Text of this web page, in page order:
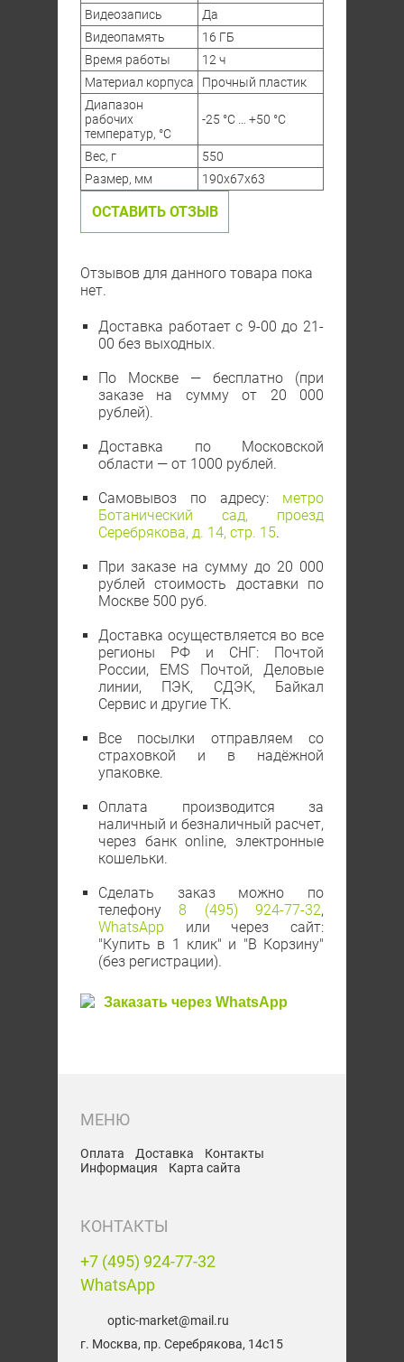
Видеозапись
Да
Видеопамять
16 ГБ
Время работы
12 ч
Материал корпуса
Прочный пластик
Диапазон
рабочих
температур, °C
-25 °C … +50 °C
Вес, г
550
Размер, мм
190х67х63
ОСТАВИТЬ ОТЗЫВ
Отзывов для данного товара пока
нет.
Доставка работает с 9-00 до 21-
00 без выходных.
По Москве — бесплатно (при
заказе на сумму от 20 000
рублей).
Доставка по Московской
области — от 1000 рублей.
Самовывоз по адресу: метро
Ботанический сад, проезд
Серебрякова, д. 14, стр. 15.
При заказе на сумму до 20 000
рублей стоимость доставки по
Москве 500 руб.
Доставка осуществляется во все
регионы РФ и СНГ: Почтой
России, EMS Почтой, Деловые
линии, ПЭК, СДЭК, Байкал
Сервис и другие ТК.
Все посылки отправляем со
страховкой и в надёжной
упаковке.
Оплата производится за
наличный и безналичный расчет,
через банк online, электронные
кошельки.
Сделать заказ можно по
телефону8 (495) 924-77-32,
WhatsApp или через сайт:
"Купить в 1 клик" и "В Корзину"
(без регистрации).
Заказать через WhatsApp
Оплата Доставка
Контакты
Информация
Карта сайта
+7 (495) 924-77-32
WhatsApp
optic-market@mail.ru
г. Москва, пр. Серебрякова, 14с15